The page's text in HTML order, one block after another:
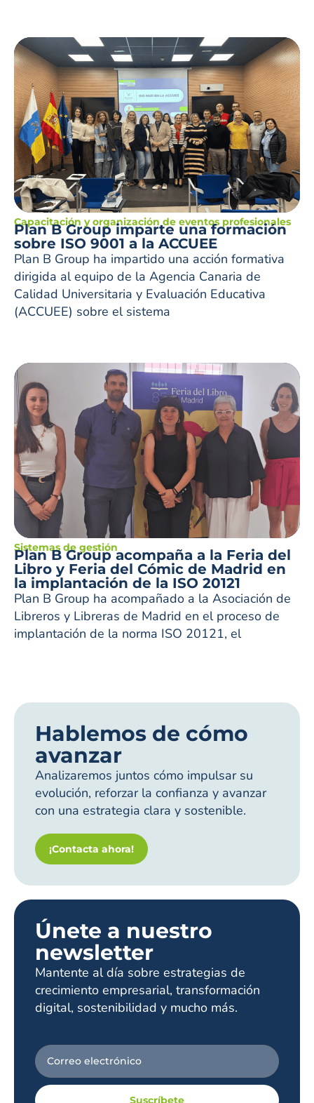
Capacitación y organización de eventos profesionales
Plan B Group imparte una formación
sobre ISO 9001 a la ACCUEE
Plan B Group ha impartido una acción formativa
dirigida al equipo de la Agencia Canaria de
Calidad Universitaria y Evaluación Educativa
(ACCUEE) sobre el sistema
Sistemas de gestión
Plan B Group acompaña a la Feria del
Libro y Feria del Cómic de Madrid en
la implantación de la ISO 20121
Plan B Group ha acompañado a la Asociación de
Libreros y Libreras de Madrid en el proceso de
implantación de la norma ISO 20121, el
Hablemos de cómo
avanzar
Analizaremos juntos cómo impulsar su
evolución, reforzar la confianza y avanzar
con una estrategia clara y sostenible.
¡Contacta ahora!
Únete a nuestro
newsletter
Mantente al día sobre estrategias de
crecimiento empresarial, transformación
digital, sostenibilidad y mucho más.
Suscríbete